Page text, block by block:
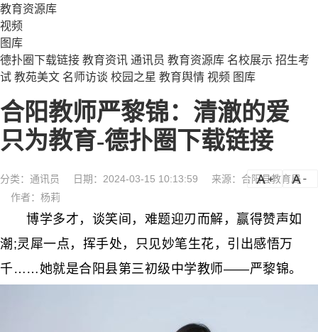
教育资源库
视频
图库
德扑圈下载链接 教育资讯 通讯员 教育资源库 名校展示 招生考
试 教苑美文 名师访谈 校园之星 教育舆情 视频 图库
合阳教师严黎锦：清澈的爱
只为教育-德扑圈下载链接
分类： 通讯员 日期：2024-03-15 10:13:59
来源：合阳县教育局
作者：杨莉
a
博学多才，谈笑间，难题迎刃而解，赢得赞声如
潮;灵犀一点，挥手处，只见妙笔生花，引出感悟万
千……她就是合阳县第三初级中学教师——严黎锦。